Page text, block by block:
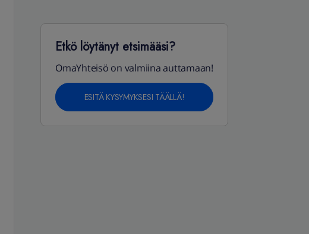
Etkö löytänyt etsimääsi?
OmaYhteisö on valmiina auttamaan!
ESITÄ KYSYMYKSESI TÄÄLLÄ!